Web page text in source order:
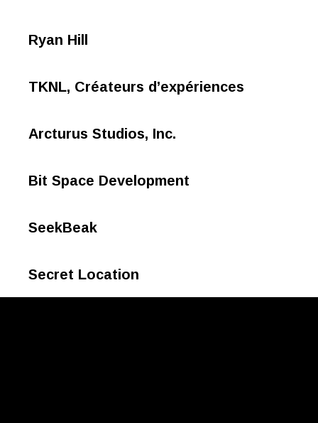
Ryan Hill
TKNL, Créateurs d’expériences
Arcturus Studios, Inc.
Bit Space Development
SeekBeak
Secret Location